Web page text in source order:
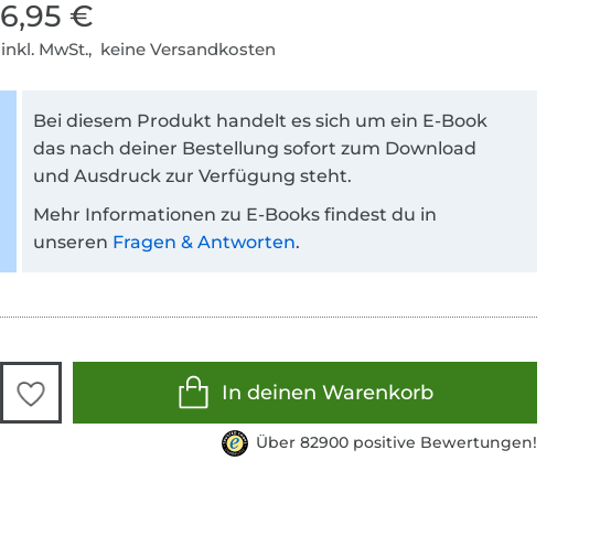
6,95 €
inkl. MwSt., keine Versandkosten
Bei diesem Produkt handelt es sich um ein E-Book
das nach deiner Bestellung sofort zum Download
und Ausdruck zur Verfügung steht.
Mehr Informationen zu E-Books findest du in
unseren Fragen & Antworten.
In deinen Warenkorb
Über 82900 positive Bewertungen!